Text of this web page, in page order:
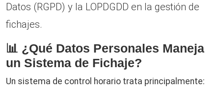
Datos (RGPD) y la LOPDGDD en la gestión de
fichajes.
📊 ¿Qué Datos Personales Maneja
un Sistema de Fichaje?
Un sistema de control horario trata principalmente: